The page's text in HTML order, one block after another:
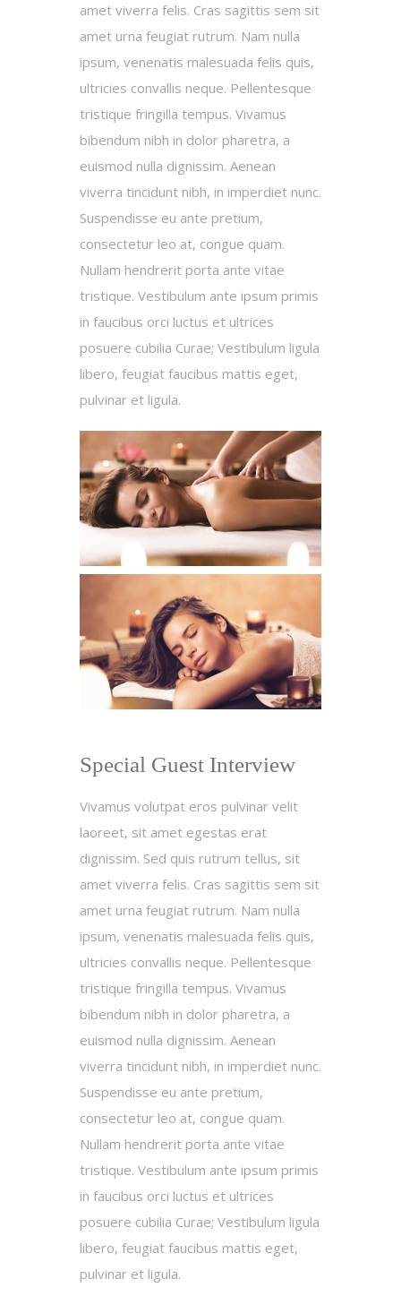
amet viverra felis. Cras sagittis sem sit
amet urna feugiat rutrum. Nam nulla
ipsum, venenatis malesuada felis quis,
ultricies convallis neque. Pellentesque
tristique fringilla tempus. Vivamus
bibendum nibh in dolor pharetra, a
euismod nulla dignissim. Aenean
viverra tincidunt nibh, in imperdiet nunc.
Suspendisse eu ante pretium,
consectetur leo at, congue quam.
Nullam hendrerit porta ante vitae
tristique. Vestibulum ante ipsum primis
in faucibus orci luctus et ultrices
posuere cubilia Curae; Vestibulum ligula
libero, feugiat faucibus mattis eget,
pulvinar et ligula.
Special Guest Interview
Vivamus volutpat eros pulvinar velit
laoreet, sit amet egestas erat
dignissim. Sed quis rutrum tellus, sit
amet viverra felis. Cras sagittis sem sit
amet urna feugiat rutrum. Nam nulla
ipsum, venenatis malesuada felis quis,
ultricies convallis neque. Pellentesque
tristique fringilla tempus. Vivamus
bibendum nibh in dolor pharetra, a
euismod nulla dignissim. Aenean
viverra tincidunt nibh, in imperdiet nunc.
Suspendisse eu ante pretium,
consectetur leo at, congue quam.
Nullam hendrerit porta ante vitae
tristique. Vestibulum ante ipsum primis
in faucibus orci luctus et ultrices
posuere cubilia Curae; Vestibulum ligula
libero, feugiat faucibus mattis eget,
pulvinar et ligula.